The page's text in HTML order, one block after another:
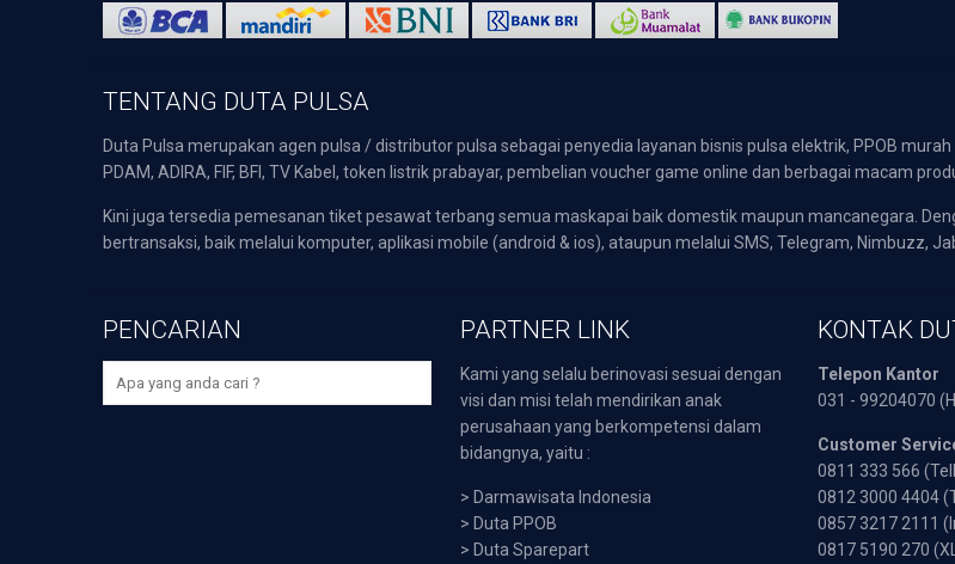
TENTANG DUTA PULSA
Duta Pulsa merupakan agen pulsa / distributor pulsa sebagai penyedia layanan bisnis pulsa elektrik, PPOB
PDAM, ADIRA, FIF, BFI, TV Kabel, token listrik prabayar, pembelian voucher game online dan berbagai macam
Kini juga tersedia pemesanan tiket pesawat terbang semua maskapai baik domestik maupun mancanegara.
bertransaksi, baik melalui komputer, aplikasi mobile (android & ios), ataupun melalui SMS, Telegram, Nimbuzz,
PENCARIAN PARTNER LINK
Kami yang selalu berinovasi sesuai dengan
visi dan misi telah mendirikan anak
perusahaan yang berkompetensi dalam
bidangnya, yaitu :
> Darmawisata Indonesia
> Duta PPOB
> Duta Sparepart
KONTAK
Telepon Kantor
031 - 99204070
Customer
0811 333 566
0812 3000 4404
0857 3217 2111
0817 5190 270